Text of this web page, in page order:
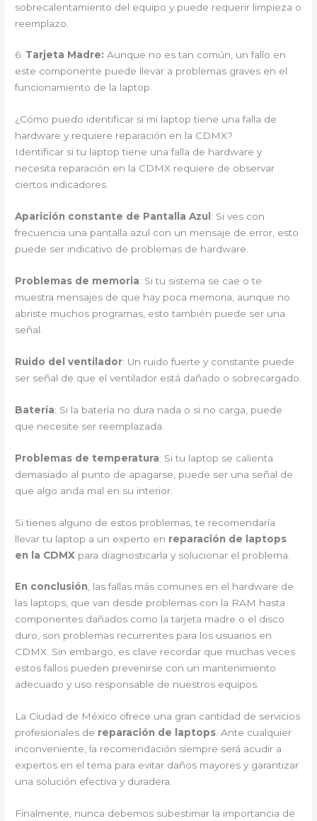
sobrecalentamiento del equipo y puede requerir limpieza o
reemplazo.
6. Tarjeta Madre: Aunque no es tan común, un fallo en
este componente puede llevar a problemas graves en el
funcionamiento de la laptop.
¿Cómo puedo identificar si mi laptop tiene una falla de
hardware y requiere reparación en la CDMX?
Identificar si tu laptop tiene una falla de hardware y
necesita reparación en la CDMX requiere de observar
ciertos indicadores.
Aparición constante de Pantalla Azul : Si ves con
frecuencia una pantalla azul con un mensaje de error, esto
puede ser indicativo de problemas de hardware.
Problemas de memoria: Si tu sistema se cae o te
muestra mensajes de que hay poca memoria, aunque no
abriste muchos programas, esto también puede ser una
señal.
Ruido del ventilador: Un ruido fuerte y constante puede
ser señal de que el ventilador está dañado o sobrecargado.
Batería: Si la batería no dura nada o si no carga, puede
que necesite ser reemplazada.
Problemas de temperatura: Si tu laptop se calienta
demasiado al punto de apagarse, puede ser una señal de
que algo anda mal en su interior.
Si tienes alguno de estos problemas, te recomendaría
llevar tu laptop a un experto en reparación de laptops
en la CDMX para diagnosticarla y solucionar el problema.
En conclusión, las fallas más comunes en el hardware de
las laptops, que van desde problemas con la RAM hasta
componentes dañados como la tarjeta madre o el disco
duro, son problemas recurrentes para los usuarios en
CDMX. Sin embargo, es clave recordar que muchas veces
estos fallos pueden prevenirse con un mantenimiento
adecuado y uso responsable de nuestros equipos.
La Ciudad de México ofrece una gran cantidad de servicios
profesionales de reparación de laptops. Ante cualquier
inconveniente, la recomendación siempre será acudir a
expertos en el tema para evitar daños mayores y garantizar
una solución efectiva y duradera.
Finalmente, nunca debemos subestimar la importancia de